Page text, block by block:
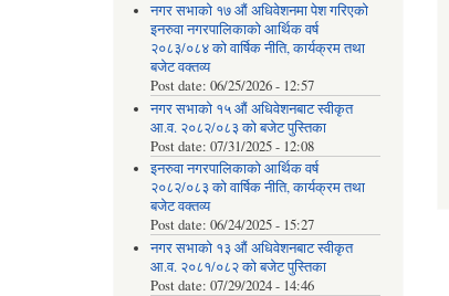
नगर सभाको १७ औं अधिवेशनमा पेश गरिएको
इनरुवा नगरपालिकाको आर्थिक वर्ष
२०८३/०८४ को वार्षिक नीति, कार्यक्रम तथा
बजेट वक्तव्य
Post date: 06/25/2026 - 12:57
नगर सभाको १५ औं अधिवेशनबाट स्वीकृत
आ.व. २०८२/०८३ को बजेट पुस्तिका
Post date: 07/31/2025 - 12:08
इनरुवा नगरपालिकाको आर्थिक वर्ष
२०८२/०८३ को वार्षिक नीति, कार्यक्रम तथा
बजेट वक्तव्य
Post date: 06/24/2025 - 15:27
नगर सभाको १३ औं अधिवेशनबाट स्वीकृत
आ.व. २०८१/०८२ को बजेट पुस्तिका
Post date: 07/29/2024 - 14:46